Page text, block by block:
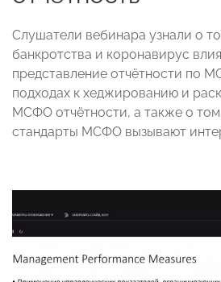
Слушатели вебинара узнали о
банкротства и коронавирус
представление отчётности по
подходах к хеджированию и
МСФО отчётности, а также о
стандарты МСФО вызывают